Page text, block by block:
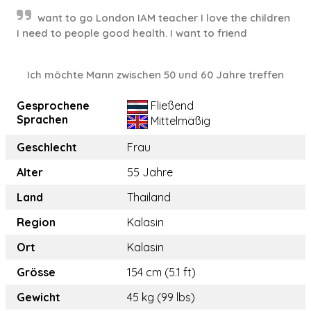
want to go London IAM teacher I love the children
I need to people good health. I want to friend
Ich möchte Mann zwischen 50 und 60 Jahre treffen
Gesprochene
Sprachen
Fließend
Mittelmäßig
Geschlecht
Frau
Alter
55 Jahre
Land
Thailand
Region
Kalasin
Ort
Kalasin
Grösse
154 cm (5.1 ft)
Gewicht
45 kg (99 lbs)